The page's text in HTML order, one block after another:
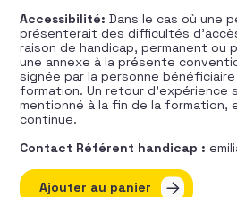
Accessibilité: Dans le cas où une
présenterait des difficultés
raison de handicap, permanent ou
une annexe à la présente
signée par la personne
formation. Un retour d’expérience
mentionné à la fin de la formation,
continue.
Contact Référent handicap :
quantité de Cadre juridique et
Ajouter au panier